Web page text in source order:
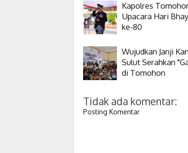
Kapolres
Upacara Hari
ke-80
Wujudkan Janji
Sulut Serahkan
di Tomohon
Tidak ada komentar:
Posting Komentar